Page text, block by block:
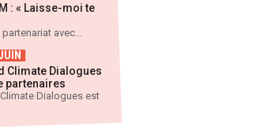
: « Laisse-moi te
avec...
Climate Dialogues
partenaires
Dialogues est